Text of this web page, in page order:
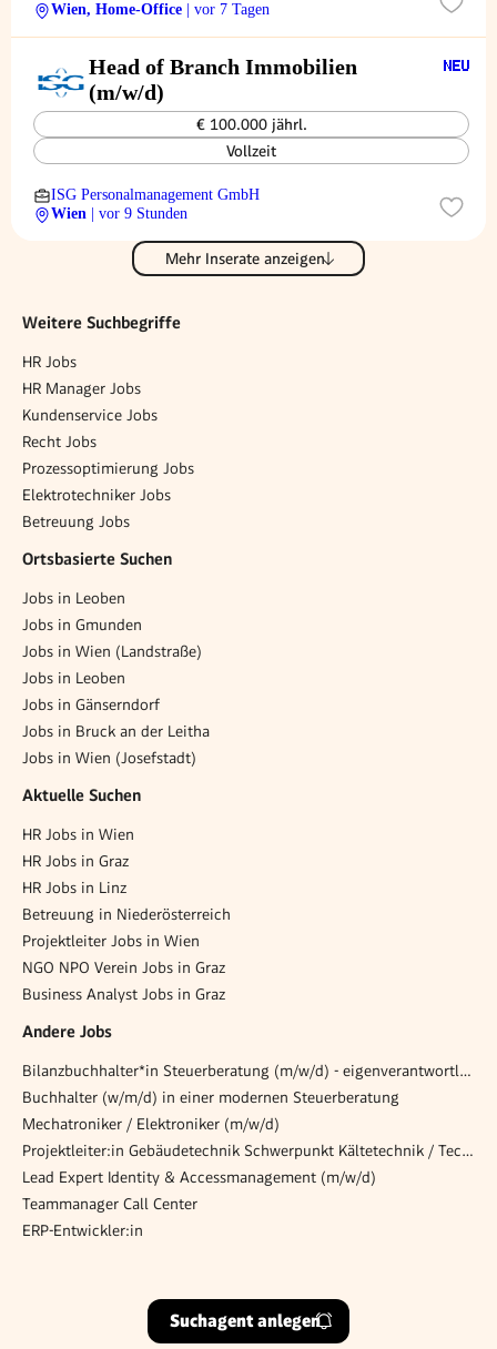
Wien, Home-Office
| vor 7 Tagen
Head of Branch Immobilien
(m/w/d)
€ 100.000 jährl.
Vollzeit
ISG Personalmanagement GmbH
Wien
| vor 9 Stunden
Mehr Inserate anzeigen
Weitere Suchbegriffe
HR Jobs
HR Manager Jobs
Kundenservice Jobs
Recht Jobs
Prozessoptimierung Jobs
Elektrotechniker Jobs
Betreuung Jobs
Ortsbasierte Suchen
Jobs in Leoben
Jobs in Gmunden
Jobs in Wien (Landstraße)
Jobs in Leoben
Jobs in Gänserndorf
Jobs in Bruck an der Leitha
Jobs in Wien (Josefstadt)
Aktuelle Suchen
HR Jobs in Wien
HR Jobs in Graz
HR Jobs in Linz
Betreuung in Niederösterreich
Projektleiter Jobs in Wien
NGO NPO Verein Jobs in Graz
Business Analyst Jobs in Graz
Andere Jobs
Bilanzbuchhalter*in Steuerberatung (m/w/d) - eigenverantwortlich & mandantennah
Buchhalter (w/m/d) in einer modernen Steuerberatung
Mechatroniker / Elektroniker (m/w/d)
Projektleiter:in Gebäudetechnik Schwerpunkt Kältetechnik / Technical Project Manager Cooling & HVAC (w/m/d)
Lead Expert Identity & Accessmanagement (m/w/d)
Teammanager Call Center
ERP-Entwickler:in
Suchagent anlegen